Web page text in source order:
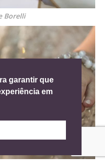
Borelli
garantir que
em